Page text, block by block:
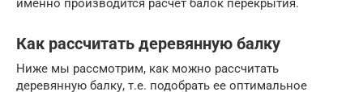
именно производится расчет балок перекрытия.
Как рассчитать деревянную балку
Ниже мы рассмотрим, как можно рассчитать
деревянную балку, т.е. подобрать ее оптимальное